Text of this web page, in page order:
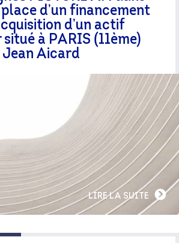
d’un financement
d’un actif
à PARIS (11ème)
Jean Aicard
LIRE LA SUITE